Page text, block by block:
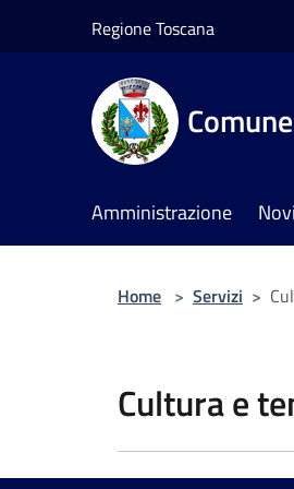
Regione Toscana
Amministrazione
Home > Servizi >
Cultura e